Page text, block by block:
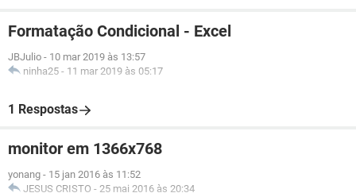
Formatação Condicional - Excel
JBJulio - 10 mar 2019 às 13:57
ninha25 - 11 mar 2019 às 05:17
1 Respostas
monitor em 1366x768
yonang - 15 jan 2016 às 11:52
JESUS CRISTO - 25 mai 2016 às 20:34